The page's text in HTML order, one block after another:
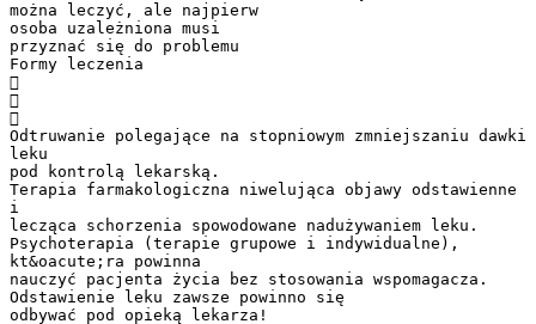
można leczyć, ale najpierw
osoba uzależniona musi
przyznać się do problemu
Formy leczenia



Odtruwanie polegające na stopniowym zmniejszaniu dawki
leku
pod kontrolą lekarską.
Terapia farmakologiczna niwelująca objawy odstawienne
i
lecząca schorzenia spowodowane nadużywaniem leku.
Psychoterapia (terapie grupowe i indywidualne),
kt&oacute;ra powinna
nauczyć pacjenta życia bez stosowania wspomagacza.
Odstawienie leku zawsze powinno się
odbywać pod opieką lekarza!